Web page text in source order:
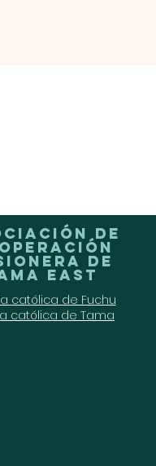
de
de
East
católica de Fuchu
católica de Tama